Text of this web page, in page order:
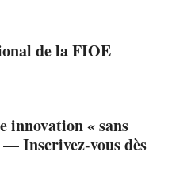
de la FIOE
innovation « sans
Inscrivez-vous dès